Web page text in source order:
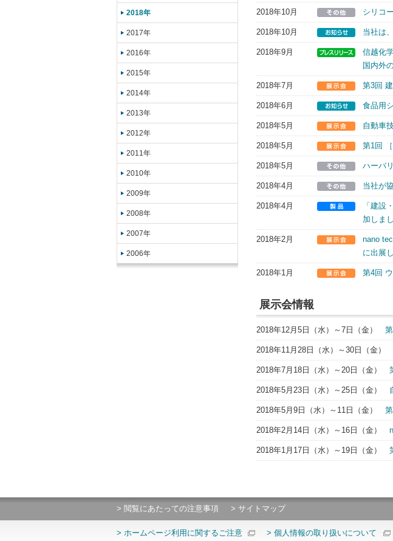
2018年
2017年
2016年
2015年
2014年
2013年
2012年
2011年
2010年
2009年
2008年
2007年
2006年
2018年10月 シリコ
2018年10月 当社は
2018年9月
信越化
国内外
2018年7月 第3回
2018年6月 食品用
2018年5月 自動車
2018年5月 第1回
2018年5月 ハーバ
2018年4月 当社が
2018年4月
「建設
加しま
2018年2月
nano
に出展
2018年1月 第4回
展示会情報
2018年12月5日（水）～7日（金）
2018年11月28日（水）～30日（金）
2018年7月18日（水）～20日（金）
2018年5月23日（水）～25日（金）
2018年5月9日（水）～11日（金）
2018年2月14日（水）～16日（金）
2018年1月17日（水）～19日（金）
> 閲覧にあたっての注意事項 > サイトマップ
> ホームページ利用に関するご注意 > 個人情報の取り扱いについて